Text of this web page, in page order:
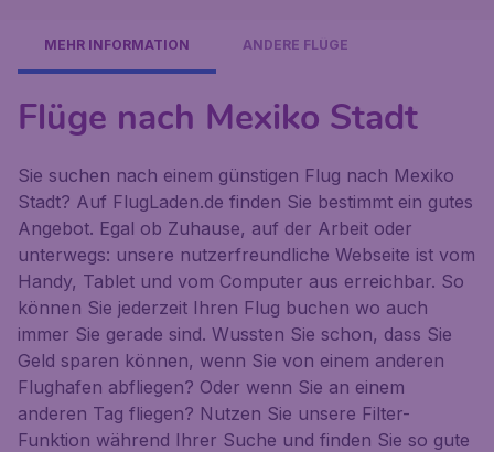
MEHR INFORMATION ANDERE FLÜGE
Flüge nach Mexiko Stadt
Sie suchen nach einem günstigen Flug nach Mexiko
Stadt? Auf FlugLaden.de finden Sie bestimmt ein gutes
Angebot. Egal ob Zuhause, auf der Arbeit oder
unterwegs: unsere nutzerfreundliche Webseite ist vom
Handy, Tablet und vom Computer aus erreichbar. So
können Sie jederzeit Ihren Flug buchen wo auch
immer Sie gerade sind. Wussten Sie schon, dass Sie
Geld sparen können, wenn Sie von einem anderen
Flughafen abfliegen? Oder wenn Sie an einem
anderen Tag fliegen? Nutzen Sie unsere Filter-
Funktion während Ihrer Suche und finden Sie so gute